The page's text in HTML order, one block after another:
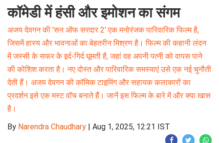
कॉमेडी में हंसी और इमोशन का संगम
अजय देवगन की 'सन ऑफ सरदार 2' एक मनोरंजक पारिवारिक फिल्म है,
जिसमें हास्य और भावनाओं का बेहतरीन मिश्रण है। फिल्म की कहानी लंदन
में जस्सी के सफर के इर्द-गिर्द घूमती है, जहां वह अपनी पत्नी को वापस पाने
की कोशिश करता है। नए दोस्त और पारिवारिक समस्याएं उसे एक नई चुनौती
देती हैं। अजय देवगन की कॉमिक टाइमिंग और सहायक कलाकारों का
प्रदर्शन इसे एक मस्ट वॉच बनाते हैं। जानें इस फिल्म के बारे में और क्या खास
है।
By Narendra Chaudhary | Aug 1, 2025, 12:21 IST